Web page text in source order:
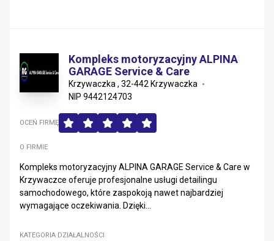
Kompleks motoryzacyjny ALPINA
GARAGE Service & Care
Krzywaczka , 32-442 Krzywaczka
NIP 9442124703
O FIRMIE
Kompleks motoryzacyjny ALPINA GARAGE Service & Care w
Krzywaczce oferuje profesjonalne usługi detailingu
samochodowego, które zaspokoją nawet najbardziej
wymagające oczekiwania. Dzięki...
KATEGORIA DZIAŁALNOŚCI
OCEŃ FIRMĘ